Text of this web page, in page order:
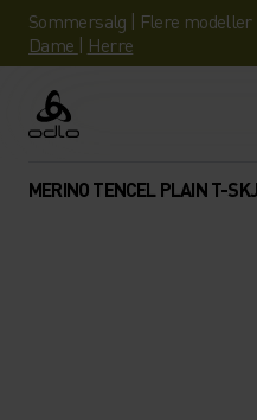
Sommersalg | Flere modeller
Dame | Herre
Odlo
MERINO TENCEL PLAIN T-